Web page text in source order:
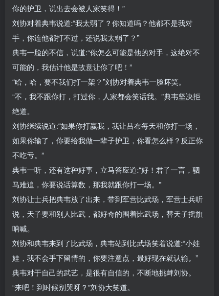
你的护卫，说出去会被人家笑得！”
刘协对着典韦说道:“我太弱了？你知道吗？他都不是我对
手，你连他都打不过，还说我太弱了？”
典韦一脸的不信，说道:“你怎么可能是他的对手，这绝对不
可能的，我估计他是故意让你了吧！”
“哈，哈，要不我们打一架？”刘协对着典韦一脸坏笑。
“不，我不跟你打，打过你，人家都会笑话我。”典韦坚决拒
绝道。
刘协继续说道:“如果你打赢我，我让吕布每天和你打一场，
如果你输了，你要给我做一辈子护卫，你看怎么样？反正你
不吃亏。”
典韦一听，还有这种好事，立马答应道:“好！君子一言，驷
马难追，你要说话算数，那我就跟你打一场。”
刘协让士兵把典韦放了出来，带到军营比武场，军营士兵听
说，天子要和别人比武，都好奇的围着比武场，替天子摇旗
呐喊。
刘协和典韦来到了比武场，典韦站到比武场笑着说道:“小娃
娃，我不会手下留情的，你要注意点，最好现在就认输。”
典韦对于自己的武艺，是很有自信的，不断地挑衅刘协。
“来吧！到时候别哭呀？”刘协大笑道。